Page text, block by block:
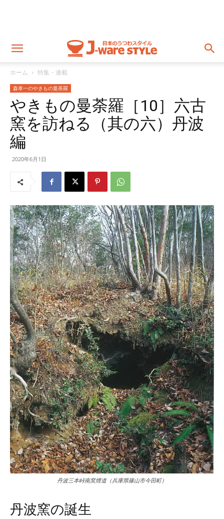
ホーム 特集・連載
森孝一のやきもの曼荼羅
やきもの曼荼羅［10］六古
窯を訪ねる（其の六）丹波
編
2020年6月1日
丹波三本峠南窯煙道（兵庫県篠山市今田町）
丹波窯の誕生